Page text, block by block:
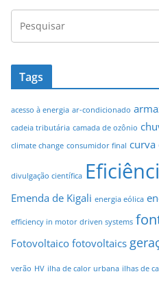
Tags
acesso à energia ar-condicionado
cadeia tributária camada de ozônio
climate change consumidor final curva
divulgação científica
Emenda de Kigali energia eólica
efficiency in motor driven systems
Fotovoltaico fotovoltaics
verão HV ilha de calor urbana ilhas de